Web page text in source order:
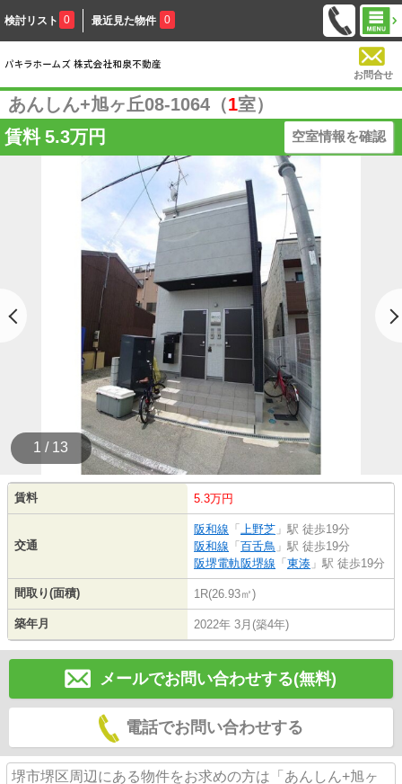
検討リスト 0 最近見た物件 0
お問合せ
あんしん+旭ヶ丘08-1064（1室）
賃料 5.3万円 空室情報を確認
1 / 13
賃料 5.3万円
交通
阪和線 「 上野芝 」駅 徒歩19分
阪和線 「 百舌鳥 」駅 徒歩19分
阪堺電軌阪堺線 「 東湊 」駅 徒歩19分
間取り(面積) 1R(26.93㎡)
築年月 2022年 3月(築4年)
メールでお問い合わせする(無料)
電話でお問い合わせする
堺市堺区周辺にある物件をお求めの方は「あんしん+旭ヶ